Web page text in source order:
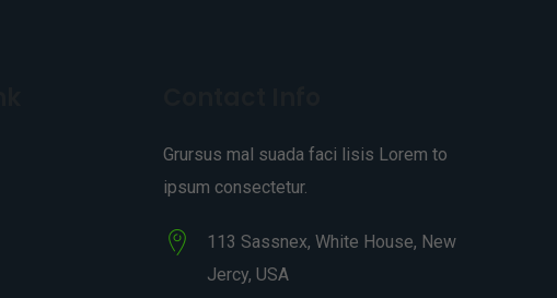
Grursus mal suada faci lisis Lorem to
ipsum consectetur.
113 Sassnex, White House, New
Jercy, USA